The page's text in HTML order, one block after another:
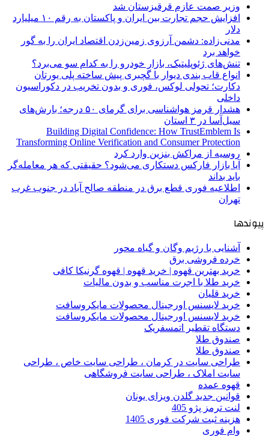
وزیر صمت عازم قرقیزستان شد
افزایش حجم تجارت بین ایران و پاکستان به رقم ۱۰ میلیارد
دلار
مدنی‌زاده: دشمن آرزوی زمین‌زدن اقتصاد ایران را به گور
خواهد برد
تنش‌های ژئوپلیتیک، بازار خودرو را به کدام سو می‌برد؟
انواع قاب بندی دیوار با گچبری پیش ساخته پلی یورتان
دکارت؛ تحولی لوکس، فوری و بدون تخریب در دکوراسیون
داخلی
هشدار قرمز هواشناسی برای گرمای ۵۰ درجه؛ بارش‌های
سیل‌آسا در ۳ استان
Building Digital Confidence: How TrustEmblem Is
Transforming Online Verification and Consumer Protection
روسیه از مراکش بنزین وارد کرد
آیا بازار فارکس دستکاری می‌شود؟ حقیقتی که هر معامله‌گر
باید بداند
اطلاعیه فوری قطع برق در منطقه صالح آباد در جنوب غرب
تهران
پیوندها
آشنایی با رژیم وگان و گیاه محور
خرده فروشی برق
خرید بهترین قهوه | خرید قهوه | قهوه گرنیکا کافی
خرید طلا با اجرت مناسب و بدون مالیات
خرید قلیان
خرید لایسنس اورجینال محصولات مایکروسافت
خرید لایسنس اورجینال محصولات مایکروسافت
دستگاه تقطیر اتمسفریک
صندوق طلا
صندوق طلا
طراحی سایت در کرمان ، طراحی سایت خاص ، طراحی
سایت املاک ، طراحی سایت فروشگاهی
قهوه عمده
قوانین جدید گلدن ویزای یونان
لنت ترمز پژو 405
هزینه ثبت شرکت فوری 1405
وام فوری